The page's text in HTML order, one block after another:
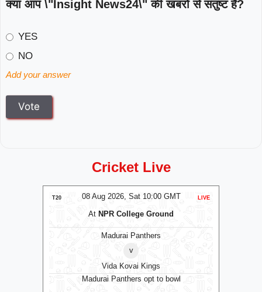
क्या आप \"Insight News24\" की खबरों से संतुष्ट हैं?
YES
NO
Add your answer
Cricket Live
08 Aug 2026, Sat 10:00 GMT
T20 LIVE
At NPR College Ground
Madurai Panthers
v
Vida Kovai Kings
Madurai Panthers opt to bowl